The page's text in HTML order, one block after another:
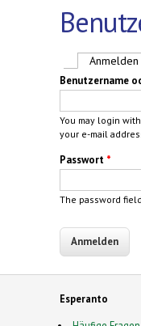
Haupt-
Anmelden
Benutzername
You may login
your e-mail
Passwort *
The password
Esperanto